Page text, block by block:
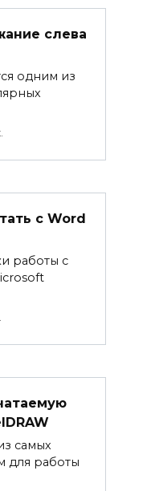
слева
одним из
с Word
работы с
самых
для работы